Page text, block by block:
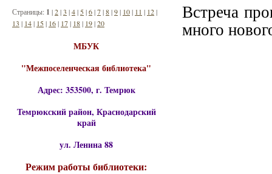
Встреча
много
Страницы: 1 |2|3 |4| 5|6|7|8|9| 10| 11 | 12|
13 | 14| 15| 16| 17| 18| 19|20
МБУК
"Межпоселенческая библиотека"
Адрес: 353500, г. Темрюк
Темрюкский район, Краснодарский
край
ул. Ленина 88
Режим работы библиотеки: